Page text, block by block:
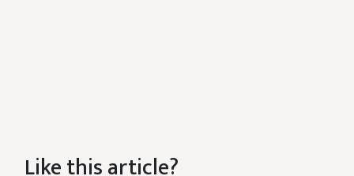
Like this article?